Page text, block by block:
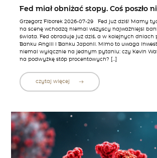
Fed miał obniżać stopy. Coś poszło
Grzegorz Fiborek 2026-07-29 Fed już dziś! Mamy
na scenę wchodzą niemal wszyscy najważniejsi
świata. Fed obraduje już dziś, a w kolejnych dniach
Banku Anglii i Banku Japonii. Mimo to uwaga
niemal wyłącznie na jednym pytaniu: czy Kevin
na podwyżkę stóp procentowych? […]
czytaj więcej